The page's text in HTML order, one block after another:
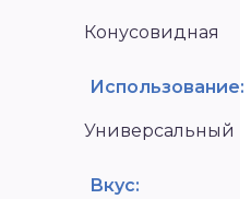
Конусовидная
Использование:
Универсальный
Вкус: